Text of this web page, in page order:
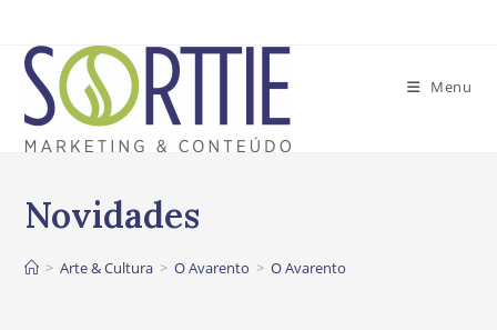
conteúdo
Menu
> Arte & Cultura > O Avarento > O Avarento